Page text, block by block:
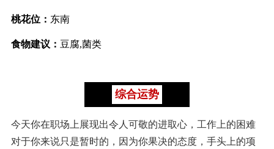
桃花位： 东南
食物建议： 豆腐,菌类
综合运势
今天你在职场上展现出令人可敬的进取心，工作上的困难
对于你来说只是暂时的，因为你果决的态度，手头上的项